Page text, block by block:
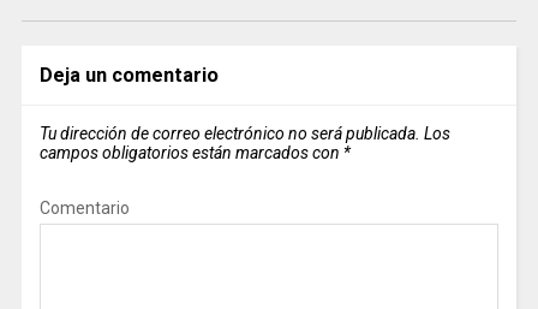
Deja un comentario
Tu dirección de correo electrónico no será publicada. Los
campos obligatorios están marcados con *
Comentario